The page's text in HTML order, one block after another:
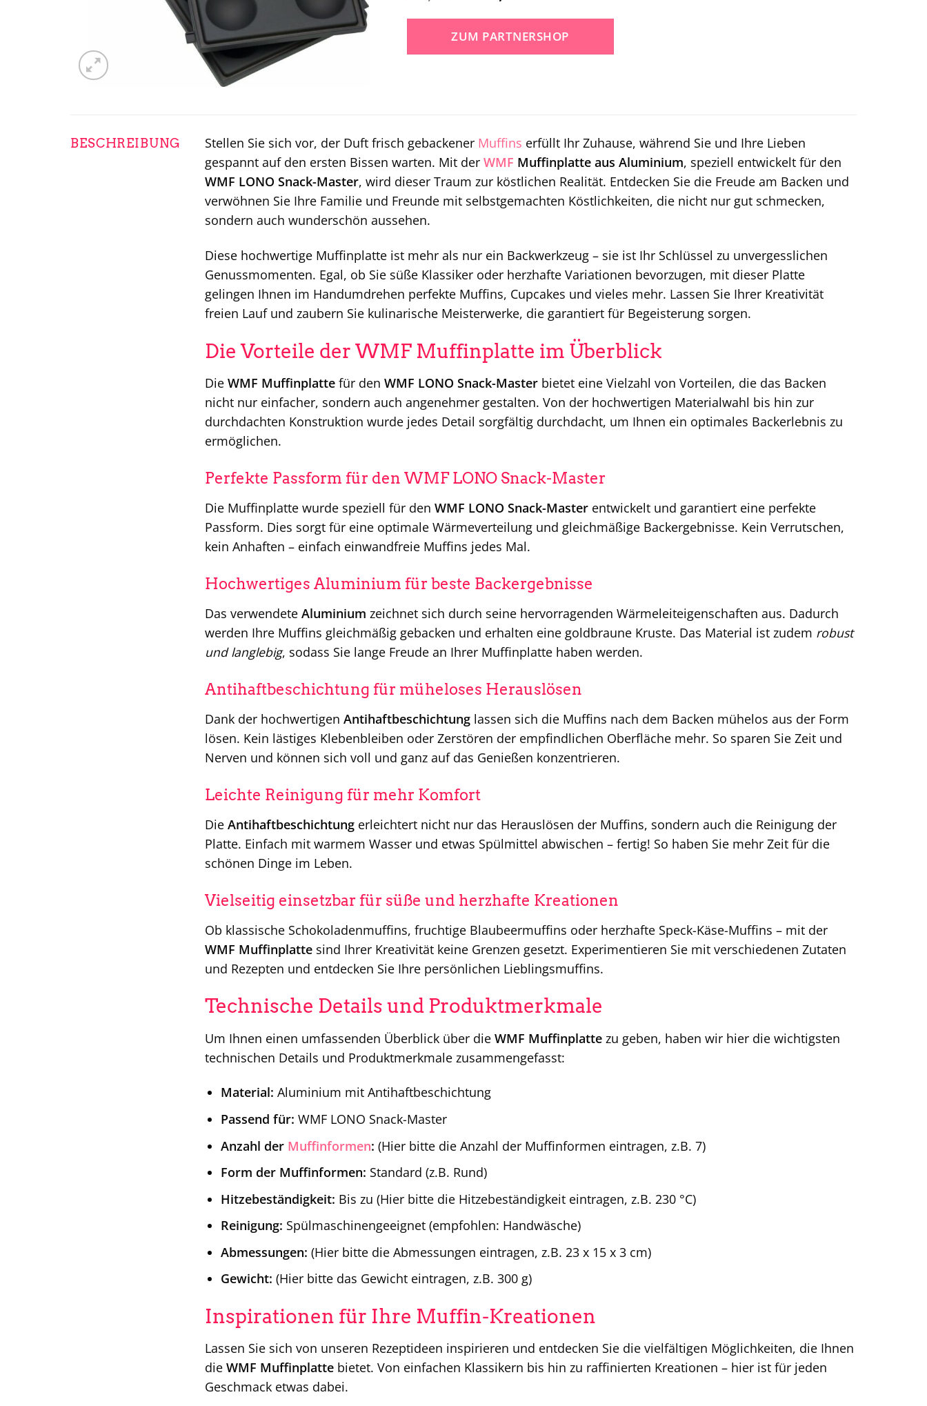
Preis
war:
29,99 €
ist:
29,99 €.
ZUM PARTNERSHOP
BESCHREIBUNG Stellen Sie sich vor, der Duft frisch gebackener Muffins erfüllt Ihr Zuhause, während Sie und Ihre Lieben
gespannt auf den ersten Bissen warten. Mit der WMF Muffinplatte aus Aluminium, speziell entwickelt für den
WMF LONO Snack-Master, wird dieser Traum zur köstlichen Realität. Entdecken Sie die Freude am Backen und
verwöhnen Sie Ihre Familie und Freunde mit selbstgemachten Köstlichkeiten, die nicht nur gut schmecken,
sondern auch wunderschön aussehen.
Diese hochwertige Muffinplatte ist mehr als nur ein Backwerkzeug – sie ist Ihr Schlüssel zu unvergesslichen
Genussmomenten. Egal, ob Sie süße Klassiker oder herzhafte Variationen bevorzugen, mit dieser Platte
gelingen Ihnen im Handumdrehen perfekte Muffins, Cupcakes und vieles mehr. Lassen Sie Ihrer Kreativität
freien Lauf und zaubern Sie kulinarische Meisterwerke, die garantiert für Begeisterung sorgen.
Die Vorteile der WMF Muffinplatte im Überblick
Die WMF Muffinplatte für den WMF LONO Snack-Master bietet eine Vielzahl von Vorteilen, die das Backen
nicht nur einfacher, sondern auch angenehmer gestalten. Von der hochwertigen Materialwahl bis hin zur
durchdachten Konstruktion wurde jedes Detail sorgfältig durchdacht, um Ihnen ein optimales Backerlebnis zu
ermöglichen.
Perfekte Passform für den WMF LONO Snack-Master
Die Muffinplatte wurde speziell für den WMF LONO Snack-Master entwickelt und garantiert eine perfekte
Passform. Dies sorgt für eine optimale Wärmeverteilung und gleichmäßige Backergebnisse. Kein Verrutschen,
kein Anhaften – einfach einwandfreie Muffins jedes Mal.
Hochwertiges Aluminium für beste Backergebnisse
Das verwendete Aluminium zeichnet sich durch seine hervorragenden Wärmeleiteigenschaften aus. Dadurch
werden Ihre Muffins gleichmäßig gebacken und erhalten eine goldbraune Kruste. Das Material ist zudem robust
und langlebig, sodass Sie lange Freude an Ihrer Muffinplatte haben werden.
Antihaftbeschichtung für müheloses Herauslösen
Dank der hochwertigen Antihaftbeschichtung lassen sich die Muffins nach dem Backen mühelos aus der Form
lösen. Kein lästiges Klebenbleiben oder Zerstören der empfindlichen Oberfläche mehr. So sparen Sie Zeit und
Nerven und können sich voll und ganz auf das Genießen konzentrieren.
Leichte Reinigung für mehr Komfort
Die Antihaftbeschichtung erleichtert nicht nur das Herauslösen der Muffins, sondern auch die Reinigung der
Platte. Einfach mit warmem Wasser und etwas Spülmittel abwischen – fertig! So haben Sie mehr Zeit für die
schönen Dinge im Leben.
Vielseitig einsetzbar für süße und herzhafte Kreationen
Ob klassische Schokoladenmuffins, fruchtige Blaubeermuffins oder herzhafte Speck-Käse-Muffins – mit der
WMF Muffinplatte sind Ihrer Kreativität keine Grenzen gesetzt. Experimentieren Sie mit verschiedenen Zutaten
und Rezepten und entdecken Sie Ihre persönlichen Lieblingsmuffins.
Technische Details und Produktmerkmale
Um Ihnen einen umfassenden Überblick über die WMF Muffinplatte zu geben, haben wir hier die wichtigsten
technischen Details und Produktmerkmale zusammengefasst:
Material: Aluminium mit Antihaftbeschichtung
Passend für: WMF LONO Snack-Master
Anzahl der Muffinformen: (Hier bitte die Anzahl der Muffinformen eintragen, z.B. 7)
Form der Muffinformen: Standard (z.B. Rund)
Hitzebeständigkeit: Bis zu (Hier bitte die Hitzebeständigkeit eintragen, z.B. 230 °C)
Reinigung: Spülmaschinengeeignet (empfohlen: Handwäsche)
Abmessungen: (Hier bitte die Abmessungen eintragen, z.B. 23 x 15 x 3 cm)
Gewicht: (Hier bitte das Gewicht eintragen, z.B. 300 g)
Inspirationen für Ihre Muffin-Kreationen
Lassen Sie sich von unseren Rezeptideen inspirieren und entdecken Sie die vielfältigen Möglichkeiten, die Ihnen
die WMF Muffinplatte bietet. Von einfachen Klassikern bis hin zu raffinierten Kreationen – hier ist für jeden
Geschmack etwas dabei.